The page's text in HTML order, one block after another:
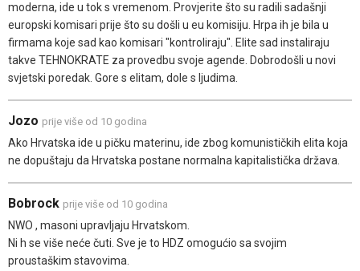
moderna, ide u tok s vremenom. Provjerite što su radili sadašnji
europski komisari prije što su došli u eu komisiju. Hrpa ih je bila u
firmama koje sad kao komisari "kontroliraju". Elite sad instaliraju
takve TEHNOKRATE za provedbu svoje agende. Dobrodošli u novi
svjetski poredak. Gore s elitam, dole s ljudima.
Jozo prije više od 10 godina
Ako Hrvatska ide u pičku materinu, ide zbog komunističkih elita koja
ne dopuštaju da Hrvatska postane normalna kapitalistička država.
Bobrock prije više od 10 godina
NWO , masoni upravljaju Hrvatskom.
Ni h se više neće čuti. Sve je to HDZ omogućio sa svojim
proustaškim stavovima.